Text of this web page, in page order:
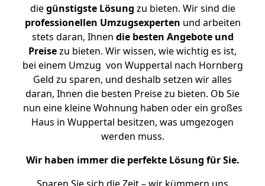
diegünstigste Lösung zu bieten. Wir sind die
professionellen Umzugsexperten und arbeiten
stets daran, Ihnen die besten Angebote und
Preisezu bieten. Wir wissen, wie wichtig es ist,
bei einem Umzug von Wuppertal nach Hornberg
Geld zu sparen, und deshalb setzen wir alles
daran, Ihnen die besten Preise zu bieten. Ob Sie
nun eine kleine Wohnung haben oder ein großes
Haus in Wuppertal besitzen, was umgezogen
werden muss.
Wir haben immer die perfekte Lösung für Sie.